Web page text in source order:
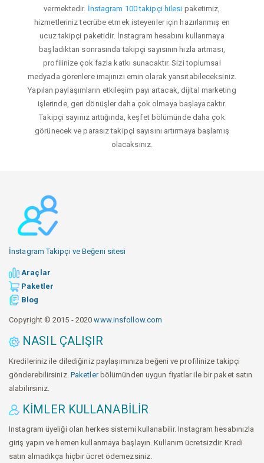
vermektedir. İnstagram 100 takipçi hilesi paketimiz,
hizmetleriniz tecrübe etmek isteyenler için hazırlanmış en
ucuz takipçi paketidir. İnstagram hesabını kullanmaya
başladıktan sonrasında takipçi sayısının hızla artması,
profilinize çok fazla katkı sunacaktır. Sizi toplumsal
medyada görenlere imajınızı emin olarak yansıtabileceksiniz.
Yapılan paylaşımların etkileşim payı artacak, dijital marketing
işlerinde, geri dönüşler daha çok olmaya başlayacaktır.
Takipçi sayınız arttığında, keşfet bölümünde daha çok
görünecek ve parasız takipçi sayısını artırmaya başlamış
olacaksınız.
İnstagram Takipçi ve Beğeni sitesi
Araçlar
Paketler
Blog
Copyright © 2015 - 2020www.insfollow.com
NASIL ÇALIŞIR
Kredileriniz ile dilediğiniz paylaşımınıza beğeni ve profilinize takipçi
gönderebilirsiniz. Paketlerbölümünden uygun fiyatlar ile bir paket satın
alabilirsiniz.
KIMLER KULLANABILIR
Instagram üyeliği olan herkes sistemi kullanabilir. Instagram hesabınızla
giriş yapın ve hemen kullanmaya başlayın. Kullanım ücretsizdir. Kredi
satın almadıkça hiçbir ücret ödemezsiniz.